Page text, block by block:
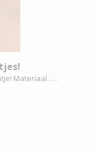
Materiaal :…